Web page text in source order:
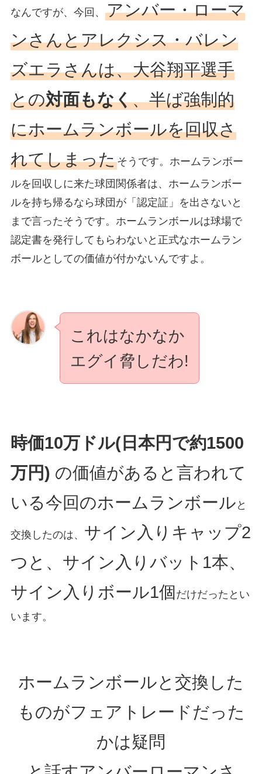
なんですが、今回、 アンバー・ローマ
ンさんとアレクシス・バレン
ズエラさんは、大谷翔平選手
との対面もなく、半ば強制的
にホームランボールを回収さ
れてしまったそうです。ホームランボー
ルを回収しに来た球団関係者は、ホームランボー
ルを持ち帰るなら球団が「認定証」を出さないと
まで言ったそうです。ホームランボールは球場で
認定書を発行してもらわないと正式なホームラン
ボールとしての価値が付かないんですよ。
これはなかなか
エグイ脅しだわ!
時価10万ドル(日本円で約1500
万円) の価値があると言われて
いる今回のホームランボール と
交換したのは、 サイン入りキャップ2
つと、サイン入りバット1本、
サイン入りボール1個だけだったとい
います。
ホームランボールと交換した
ものがフェアトレードだった
かは疑問